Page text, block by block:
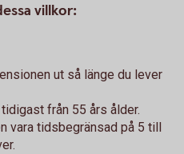
villkor:
ut så länge du lever
från 55 års ålder.
vara tidsbegränsad på 5 till